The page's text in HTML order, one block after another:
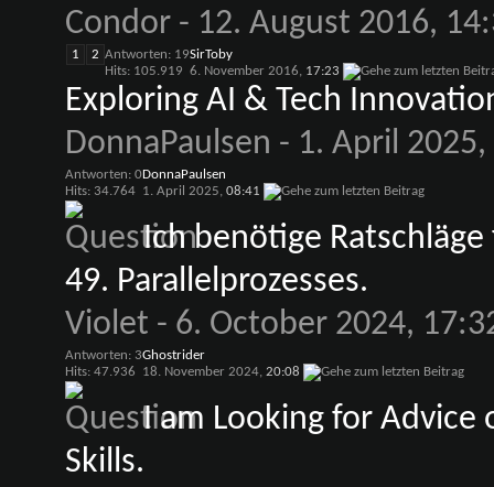
Condor- 12. August 2016,
1 2 Antworten: 19
Hits: 105.919
SirToby
6. November 2016, 17:23
Exploring AI & Tech
DonnaPaulsen - 1. April
Antworten: 0
Hits: 34.764
DonnaPaulsen
1. April 2025, 08:41
Ich benötige
49. Parallelprozesses.
Violet - 6. October 2024,
Antworten: 3
Hits: 47.936
Ghostrider
18. November 2024, 20:08
I am Looking for Advice
Skills.